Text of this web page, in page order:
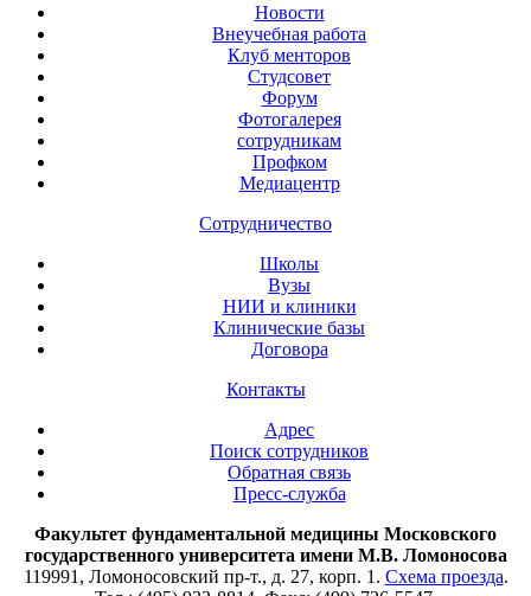
Новости
Внеучебная работа
Клуб менторов
Студсовет
Форум
Фотогалерея
сотрудникам
Профком
Медиацентр
Сотрудничество
Школы
Вузы
НИИ и клиники
Клинические базы
Договора
Контакты
Адрес
Поиск сотрудников
Обратная связь
Пресс-служба
Факультет фундаментальной медицины Московского
государственного университета имени М.В. Ломоносова
119991, Ломоносовский пр-т., д. 27, корп. 1. Схема проезда.